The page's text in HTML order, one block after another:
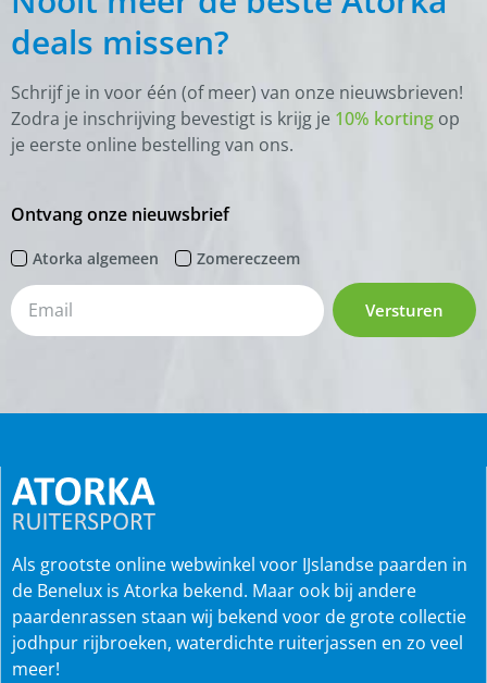
deals missen?
Schrijf je in voor één (of meer) van onze nieuwsbrieven!
Zodra je inschrijving bevestigt is krijg je 10% korting op
je eerste online bestelling van ons.
Ontvang onze nieuwsbrief
Atorka algemeen Zomereczeem
Versturen
Als grootste online webwinkel voor IJslandse paarden in
de Benelux is Atorka bekend. Maar ook bij andere
paardenrassen staan wij bekend voor de grote collectie
jodhpur rijbroeken, waterdichte ruiterjassen en zo veel
meer!